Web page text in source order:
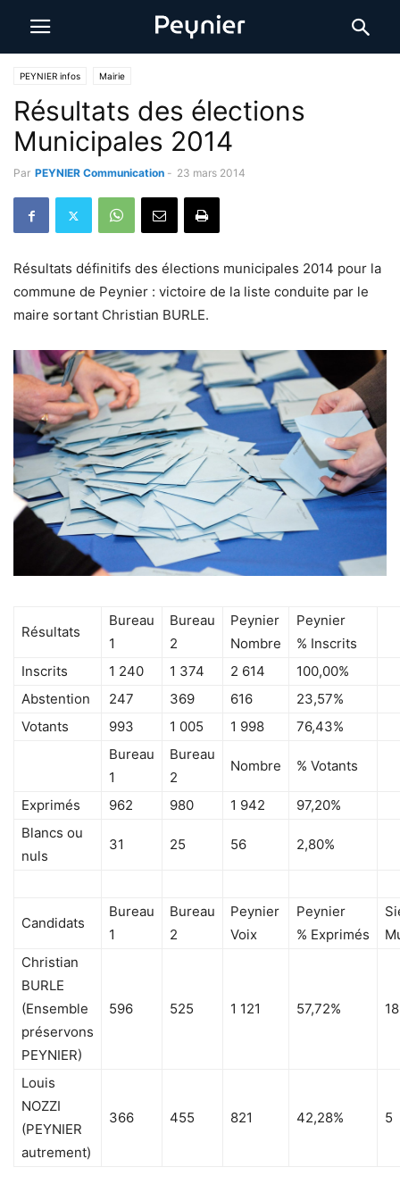
PEYNIER infos Mairie
Résultats des élections
Municipales 2014
Par PEYNIER Communication - 23 mars 2014
Résultats définitifs des élections municipales 2014 pour la
commune de Peynier : victoire de la liste conduite par le
maire sortant Christian BURLE.
Résultats
Bureau
1
Bureau
2
Peynier
Nombre
Peynier
% Inscrits
Inscrits
1 240 1 374 2 614
100,00%
Abstention
247 369 616
23,57%
Votants
993 1 005 1 998
76,43%
Bureau
1
Bureau
2
Nombre % Votants
Exprimés 962 980 1 942
97,20%
Blancs ou
nuls
31 25 56 2,80%
Candidats
Bureau
1
Bureau
2
Peynier
Voix
Peynier
% Exprimés
Christian
BURLE
(Ensemble
préservons
PEYNIER)
596 525 1 121 57,72% 18
Louis
NOZZI
(PEYNIER
autrement)
366 455 821 42,28% 5